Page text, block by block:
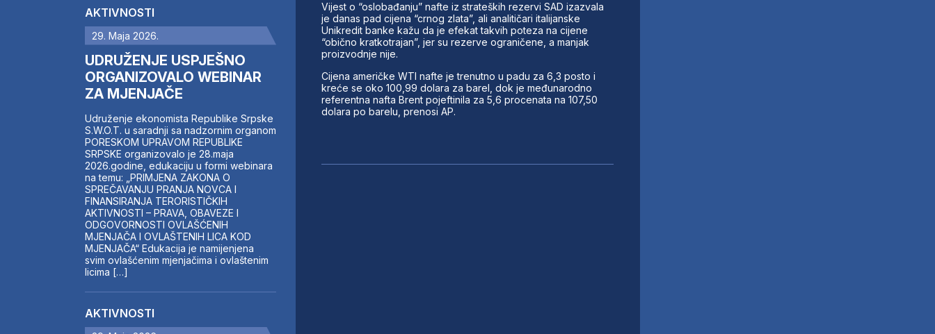
AKTIVNOSTI
29. Maja 2026.
UDRUŽENJE USPJEŠNO
ORGANIZOVALO WEBINAR
ZA MJENJAČE
Udruženje ekonomista Republike Srpske
S.W.O.T. u saradnji sa nadzornim organom
PORESKOM UPRAVOM REPUBLIKE
SRPSKE organizovalo je 28.maja
2026.godine, edukaciju u formi webinara
na temu: „PRIMJENA ZAKONA O
SPREČAVANJU PRANJA NOVCA I
FINANSIRANJA TERORISTIČKIH
AKTIVNOSTI – PRAVA, OBAVEZE I
ODGOVORNOSTI OVLAŠĆENIH
MJENJAČA I OVLAŠTENIH LICA KOD
MJENJAČA“ Edukacija je namijenjena
svim ovlašćenim mjenjačima i ovlaštenim
licima […]
AKTIVNOSTI
Vijest o “oslobađanju” nafte iz strateških rezervi SAD izazvala
je danas pad cijena “crnog zlata”, ali analitičari italijanske
Unikredit banke kažu da je efekat takvih poteza na cijene
“obično kratkotrajan”, jer su rezerve ograničene, a manjak
proizvodnje nije.
Cijena američke WTI nafte je trenutno u padu za 6,3 posto i
kreće se oko 100,99 dolara za barel, dok je međunarodno
referentna nafta Brent pojeftinila za 5,6 procenata na 107,50
dolara po barelu, prenosi AP.